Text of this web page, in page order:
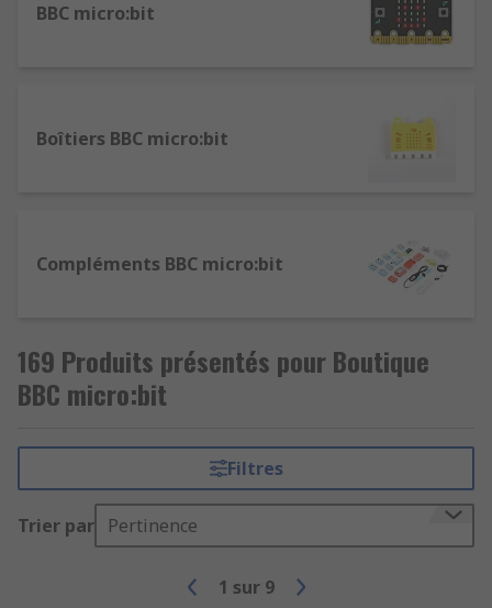
BBC micro:bit
Boîtiers BBC micro:bit
Compléments BBC micro:bit
169 Produits présentés pour Boutique
BBC micro:bit
Filtres
Trier par Pertinence
1 sur 9